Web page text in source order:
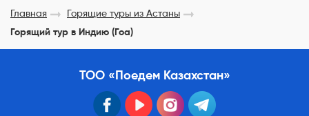
Главная
Горящие туры из Астаны
Горящий тур в Индию (Гоа)
ТОО «Поедем Казахстан»
facebook youtube instagram